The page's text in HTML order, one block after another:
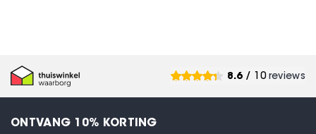
8.6/ 10 reviews
ONTVANG 10% KORTING